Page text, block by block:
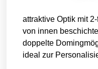
attraktive Optik mit
von innen
doppelte
ideal zur